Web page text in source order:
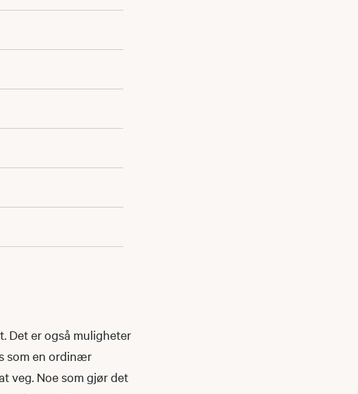
Det er også muligheter
som en ordinær
veg. Noe som gjør det